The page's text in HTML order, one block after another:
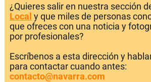
¿Quieres salir en nuestra sección
Local y que miles de personas
que ofreces con una noticia y
por profesionales?
Escríbenos a esta dirección y
para contactar cuando antes:
contacto@navarra.com